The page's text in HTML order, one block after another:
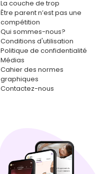
La couche de trop
Être parent n’est pas une
compétition
Qui sommes-nous?
Conditions d'utilisation
Politique de confidentialité
Médias
Cahier des normes
graphiques
Contactez-nous